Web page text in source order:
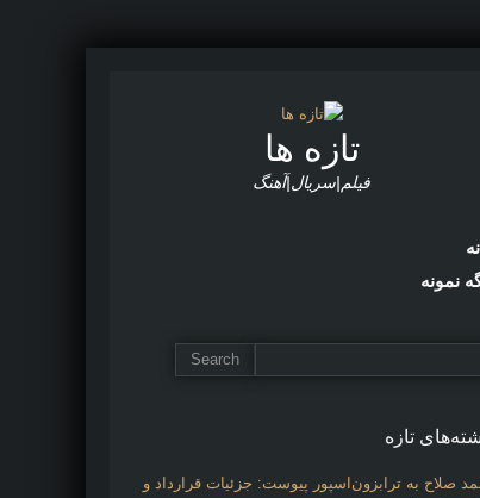
تازه ها
فیلم|سریال|آهنگ
نمونه
تازه
صلاح به ترابزون‌اسپور پیوست: جزئیات قرارداد و